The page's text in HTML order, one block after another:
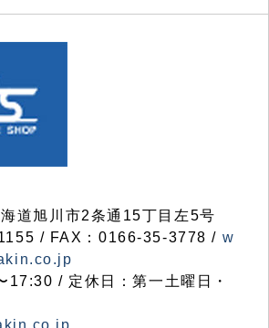
道旭川市2条通15丁目左5号
/ FAX：0166-35-3778 / w
17:30 / 定休日：第一土曜日・